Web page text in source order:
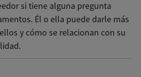
si tiene alguna pregunta
Él o ella puede darle más
y cómo se relacionan con su